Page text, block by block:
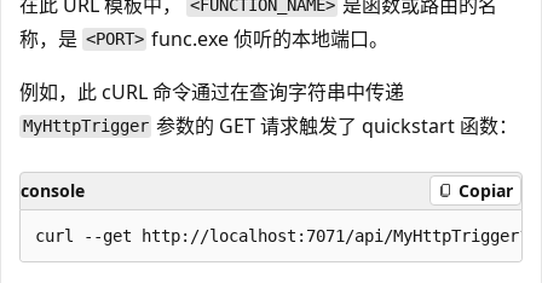
<FUNCTION_NAME>
称，是 <PORT> func.exe 侦听的本地端口。
例如，此 cURL 命令通过在查询字符串中传递
MyHttpTrigger 参数的 GET 请求触发了quickstart 函数：
console Copiar